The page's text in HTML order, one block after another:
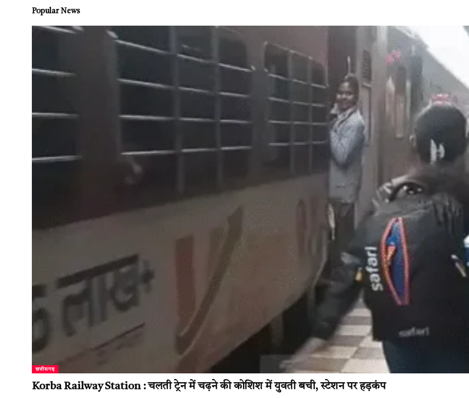
Popular News
छत्तीसगढ़
Korba Railway Station : चलती ट्रेन में चढ़ने की कोशिश में युवती बची, स्टेशन पर हड़कंप